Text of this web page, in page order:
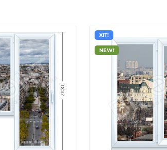
ХІТ!
NEW!